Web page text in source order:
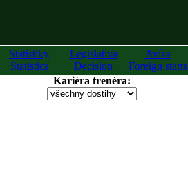
Statistiky
Statistics
Legislativa
Decision
Avíza
Foreign starts
Kariéra trenéra: